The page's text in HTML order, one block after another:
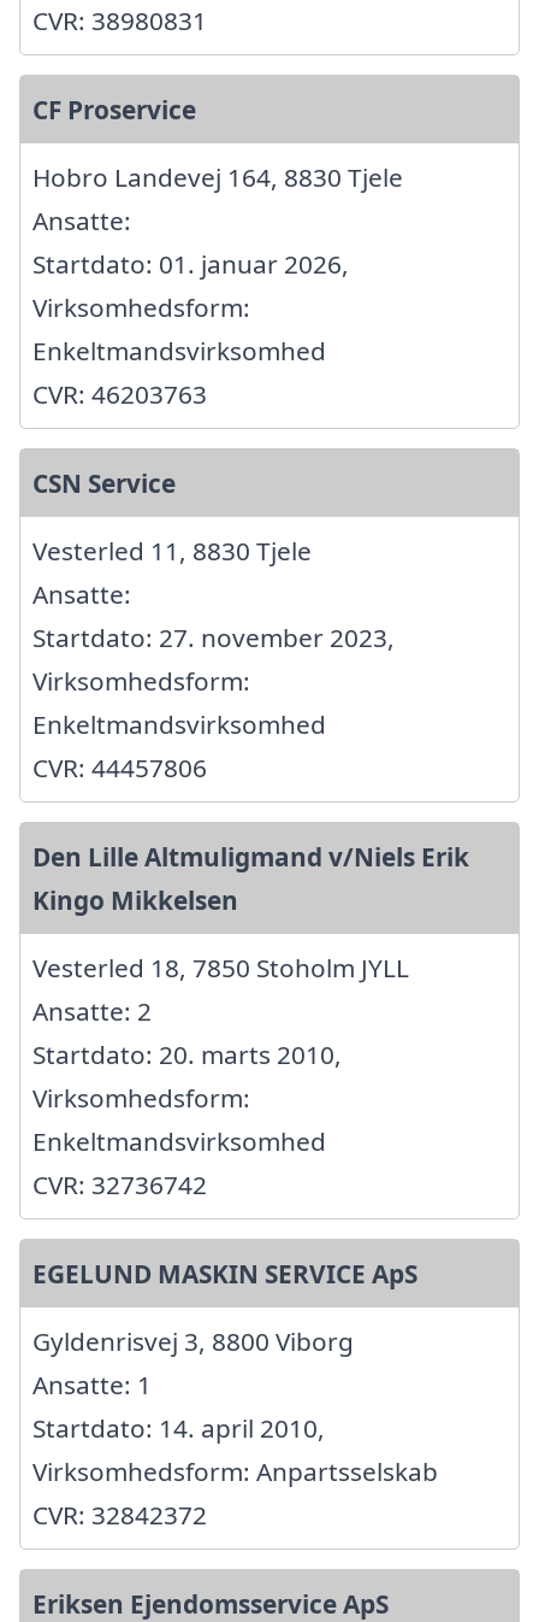
CVR: 38980831
CF Proservice
Hobro Landevej 164, 8830 Tjele
Ansatte:
Startdato: 01. januar 2026,
Virksomhedsform:
Enkeltmandsvirksomhed
CVR: 46203763
CSN Service
Vesterled 11, 8830 Tjele
Ansatte:
Startdato: 27. november 2023,
Virksomhedsform:
Enkeltmandsvirksomhed
CVR: 44457806
Den Lille Altmuligmand v/Niels Erik
Kingo Mikkelsen
Vesterled 18, 7850 Stoholm JYLL
Ansatte: 2
Startdato: 20. marts 2010,
Virksomhedsform:
Enkeltmandsvirksomhed
CVR: 32736742
EGELUND MASKIN SERVICE ApS
Gyldenrisvej 3, 8800 Viborg
Ansatte: 1
Startdato: 14. april 2010,
Virksomhedsform: Anpartsselskab
CVR: 32842372
Eriksen Ejendomsservice ApS